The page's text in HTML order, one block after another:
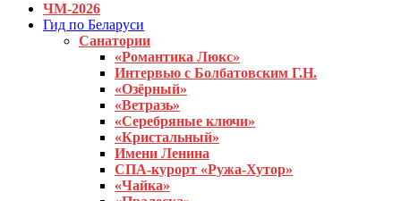
ЧМ-2026
Гид по Беларуси
Санатории
«Романтика Люкс»
Интервью с Болбатовским Г.Н.
«Озёрный»
«Ветразь»
«Серебряные ключи»
«Кристальный»
Имени Ленина
СПА-курорт «Ружа-Хутор»
«Чайка»